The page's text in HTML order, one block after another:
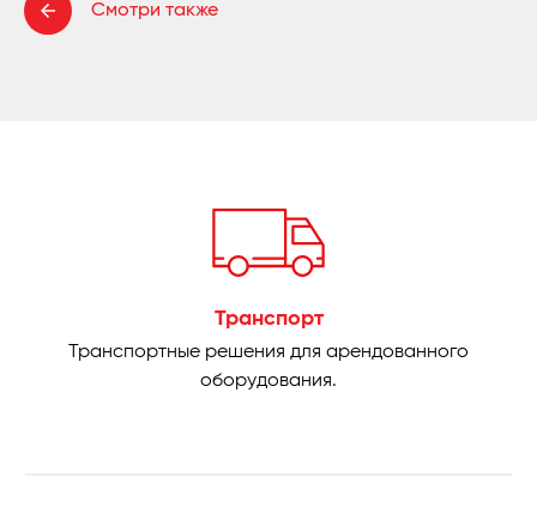
Смотри также
Транспорт
Транспортные решения для арендованного
оборудования.